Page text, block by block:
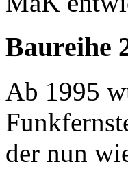
Baureihe
Ab 1995
der nun